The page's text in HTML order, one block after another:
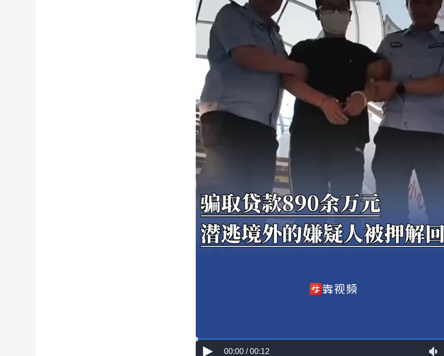
00:00 / 00:12